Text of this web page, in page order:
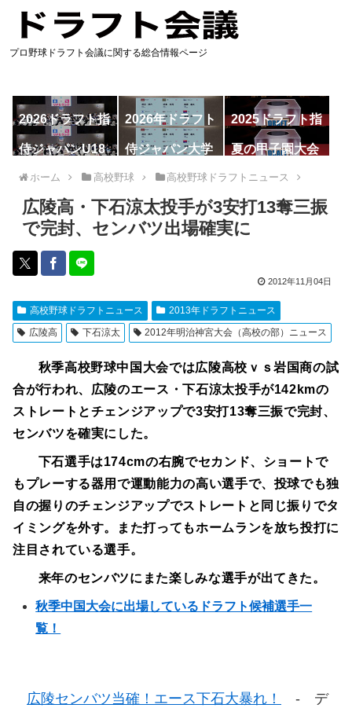
プロ野球ドラフト会議に関する総合情報ページ
2026ドラフト指
名予想
2026年ドラフト
候補
2025ドラフト指
名一覧
侍ジャパンU18
代表
侍ジャパン大学
代表
夏の甲子園大会
ホーム 高校野球 高校野球ドラフトニュース
広陵高・下石涼太投手が3安打13奪三振
で完封、センバツ出場確実に
2012年11月04日
高校野球ドラフトニュース
2013年ドラフトニュース
広陵高
下石涼太 2012年明治神宮大会（高校の部）ニュース
秋季高校野球中国大会では広陵高校ｖｓ岩国商の試
合が行われ、広陵のエース・下石涼太投手が142kmの
ストレートとチェンジアップで3安打13奪三振で完封、
センバツを確実にした。
下石選手は174cmの右腕でセカンド、ショートで
もプレーする器用で運動能力の高い選手で、投球でも独
自の握りのチェンジアップでストレートと同じ振りでタ
イミングを外す。また打ってもホームランを放ち投打に
注目されている選手。
来年のセンバツにまた楽しみな選手が出てきた。
秋季中国大会に出場しているドラフト候補選手一
覧！
広陵センバツ当確！エース下石大暴れ！
- デ